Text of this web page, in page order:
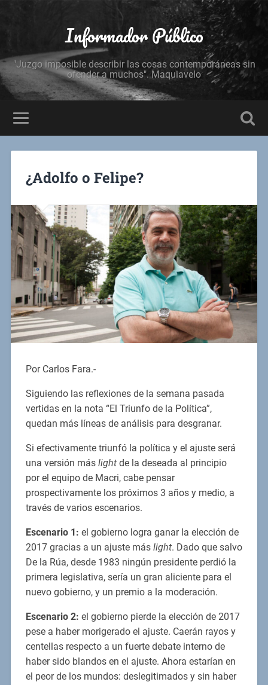
Informador Público
"Juzgo imposible describir las cosas contemporáneas sin
ofender a muchos". Maquiavelo
¿Adolfo o Felipe?
Por Carlos Fara.-
Siguiendo las reflexiones de la semana pasada
vertidas en la nota “El Triunfo de la Política”,
quedan más líneas de análisis para desgranar.
Si efectivamente triunfó la política y el ajuste será
una versión más lightde la deseada al principio
por el equipo de Macri, cabe pensar
prospectivamente los próximos 3 años y medio, a
través de varios escenarios.
Escenario 1: el gobierno logra ganar la elección de
2017 gracias a un ajuste más light. Dado que salvo
De la Rúa, desde 1983 ningún presidente perdió la
primera legislativa, sería un gran aliciente para el
nuevo gobierno, y un premio a la moderación.
Escenario 2: el gobierno pierde la elección de 2017
pese a haber morigerado el ajuste. Caerán rayos y
centellas respecto a un fuerte debate interno de
haber sido blandos en el ajuste. Ahora estarían en
el peor de los mundos: deslegitimados y sin haber